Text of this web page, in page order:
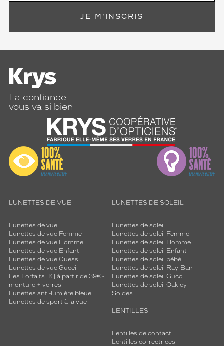
JE M'INSCRIS
La confiance
vous va si bien
LUNETTES DE VUE
Lunettes de vue
Lunettes de vue Femme
Lunettes de vue Homme
Lunettes de vue Enfant
Lunettes de vue Guess
Lunettes de vue Gucci
Les Forfaits [K] à partir de 39€ -
monture + verres
Lunettes anti-lumière bleue
Lunettes de sport à la vue
LUNETTES DE SOLEIL
Lunettes de soleil
Lunettes de soleil Femme
Lunettes de soleil Homme
Lunettes de soleil Enfant
Lunettes de soleil bébé
Lunettes de soleil Ray-Ban
Lunettes de soleil Gucci
Lunettes de soleil Oakley
Soldes
LENTILLES
Lentilles de contact
Lentilles correctrices